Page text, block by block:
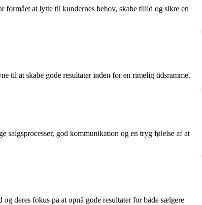
at lytte til kundernes behov, skabe tillid og sikre en
til at skabe gode resultater inden for en rimelig tidsramme.
salgsprocesser, god kommunikation og en tryg følelse af at
deres fokus på at opnå gode resultater for både sælgere